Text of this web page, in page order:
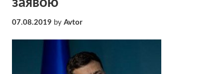
07.08.2019 by Avtor